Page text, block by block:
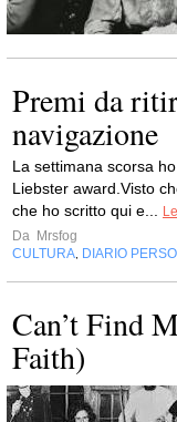
Premi da
navigazione
La settimana scorsa
Liebster award.Visto
che ho scritto qui e...
Da Mrsfog
CULTURA DIARIO
Can’t Find
Faith)